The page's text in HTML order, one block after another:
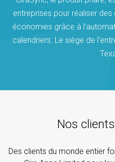
entreprises pour réaliser
économies grâce à
calendriers. Le siège de
Nos
Des clients du monde entier